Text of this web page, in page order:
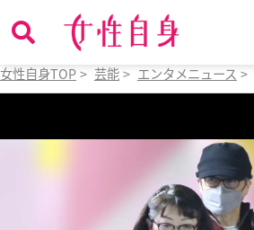
女性自身TOP > 芸能 > エンタメニュース >